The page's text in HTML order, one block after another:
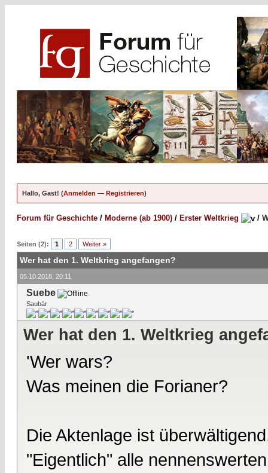
Hallo, Gast! (Anmelden — Registrieren)
Forum für Geschichte / Moderne (ab 1900) / Erster Weltkrieg /
Seiten (2): 1 2 Weiter »
Wer hat den 1. Weltkrieg angefangen?
05.10.2018, 20:11
Suebe
Saubär
Wer hat den 1. Weltkrieg
'Wer wars?
Was meinen die Forianer?
Die Aktenlage ist
"Eigentlich" alle